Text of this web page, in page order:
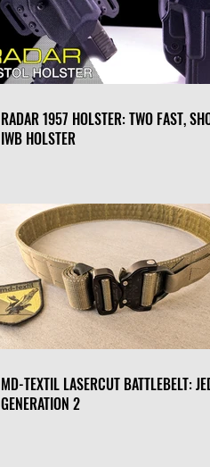
RADAR 1957 HOLSTER: TWO FAST,
IWB HOLSTER
MD-TEXTIL LASERCUT BATTLEBELT:
GENERATION 2